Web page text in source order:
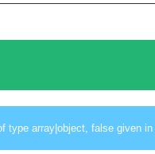
type array|object, false given in